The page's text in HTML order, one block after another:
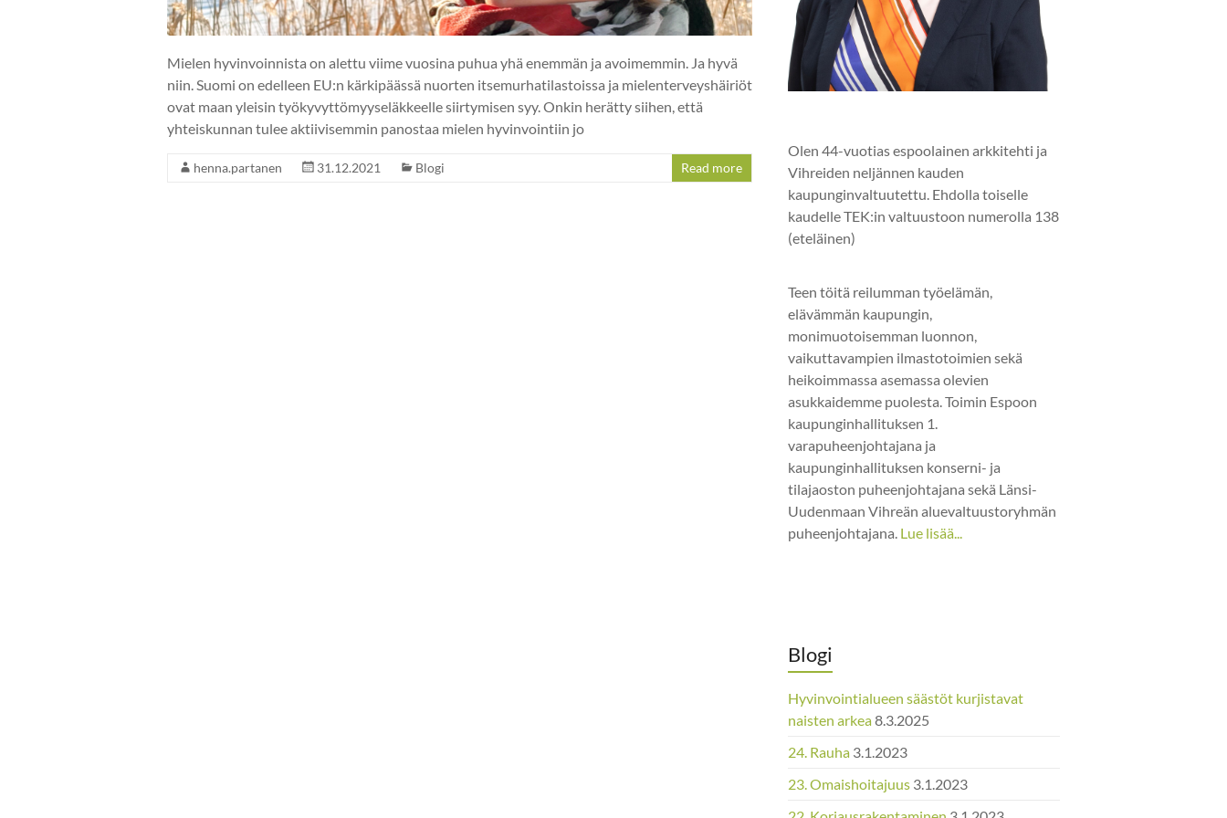
Mielen hyvinvoinnista on alettu viime vuosina puhua yhä enemmän ja avoimemmin. Ja hyvä
niin. Suomi on edelleen EU:n kärkipäässä nuorten itsemurhatilastoissa ja mielenterveyshäiriöt
ovat maan yleisin työkyvyttömyyseläkkeelle siirtymisen syy. Onkin herätty siihen, että
yhteiskunnan tulee aktiivisemmin panostaa mielen hyvinvointiin jo
henna.partanen 31.12.2021 Blogi Read more
Olen 44-vuotias espoolainen arkkitehti ja
Vihreiden neljännen kauden
kaupunginvaltuutettu. Ehdolla toiselle
kaudelle TEK:in valtuustoon numerolla 138
(eteläinen)
Teen töitä reilumman työelämän,
elävämmän kaupungin,
monimuotoisemman luonnon,
vaikuttavampien ilmastotoimien sekä
heikoimmassa asemassa olevien
asukkaidemme puolesta. Toimin Espoon
kaupunginhallituksen 1.
varapuheenjohtajana ja
kaupunginhallituksen konserni- ja
tilajaoston puheenjohtajana sekä Länsi-
Uudenmaan Vihreän aluevaltuustoryhmän
puheenjohtajana. Lue lisää...
Blogi
Hyvinvointialueen säästöt kurjistavat
naisten arkea8.3.2025
24. Rauha 3.1.2023
23. Omaishoitajuus 3.1.2023